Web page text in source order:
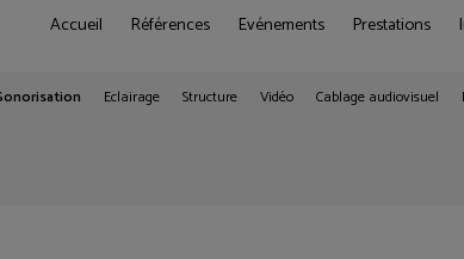
Accueil Références Evénements Prestations
Eclairage Structure Vidéo Cablage audiovisuel